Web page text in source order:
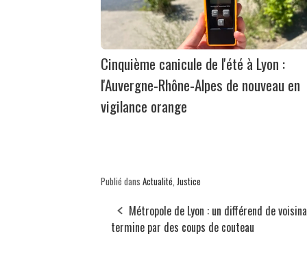
Cinquième canicule de l'été à Lyon :
l'Auvergne-Rhône-Alpes de nouveau en
vigilance orange
Publié dans Actualité, Justice
Métropole de Lyon : un différend de
termine par des coups de couteau